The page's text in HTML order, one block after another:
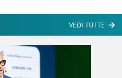
VEDI TUTTE